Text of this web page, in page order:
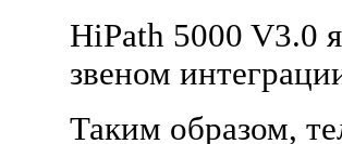
HiPath 5000 V3.0
звеном
Таким образом,